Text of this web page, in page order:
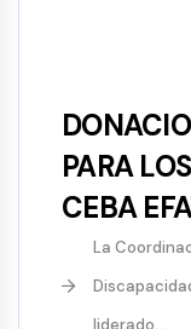
PARA
CEBA
La
liderado...